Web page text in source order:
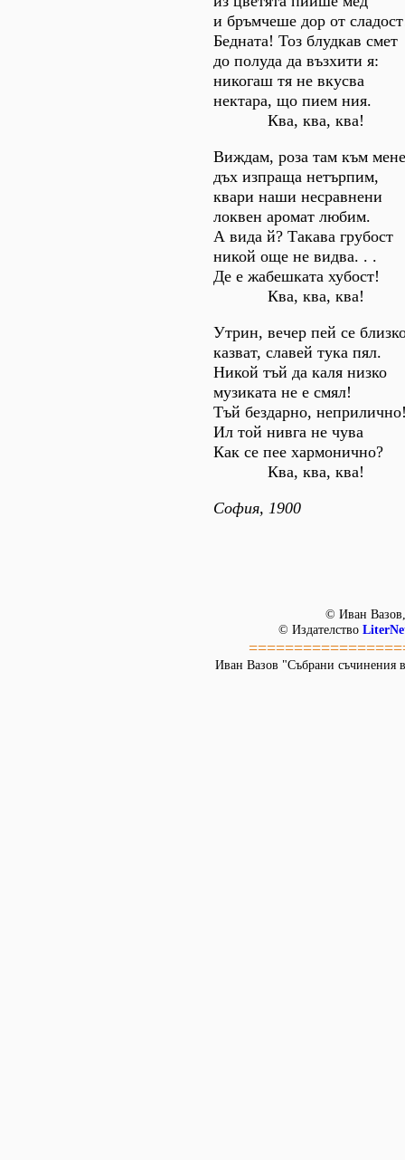
и бръмчеше дор от
Бедната! Тоз блудкав смет
до полуда да възхити я:
никогаш тя не вкусва
нектара, що пием ния.
Ква, ква, ква!
Виждам, роза там към мене
дъх изпраща нетърпим,
квари наши несравнени
локвен аромат любим.
А вида й? Такава грубост
никой още не видва. . .
Де е жабешката хубост!
Ква, ква, ква!
Утрин, вечер пей се
казват, славей тука пял.
Никой тъй да каля низко
музиката не е смял!
Тъй бездарно,
Ил той нивга не чува
Как се пее хармонично?
Ква, ква, ква!
София, 1900
© Иван
© Издателство
Иван Вазов "Събрани съчинения